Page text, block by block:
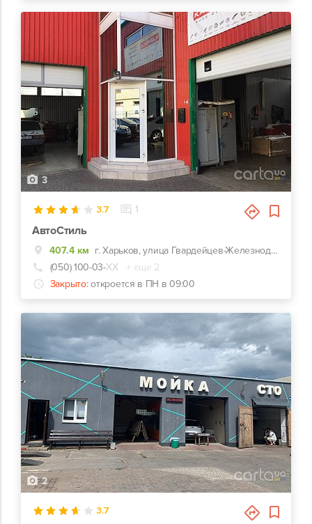
3
3.7 1
АвтоСтиль
407.4 км
г. Харьков, улица Гвардейцев-Железнодорожников, 11, Красно-зеленый комплекс СТО-Автомойка-Автомагазин. Недалеко от перекрестка Макдональдс на ЮЖД.
(050) 100-03-ХХ
+ еще 2
Закрыто: откроется в ПН в 09:00
2
3.7